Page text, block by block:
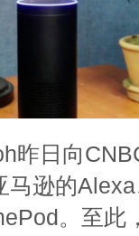
昨日向
马逊的
。至此